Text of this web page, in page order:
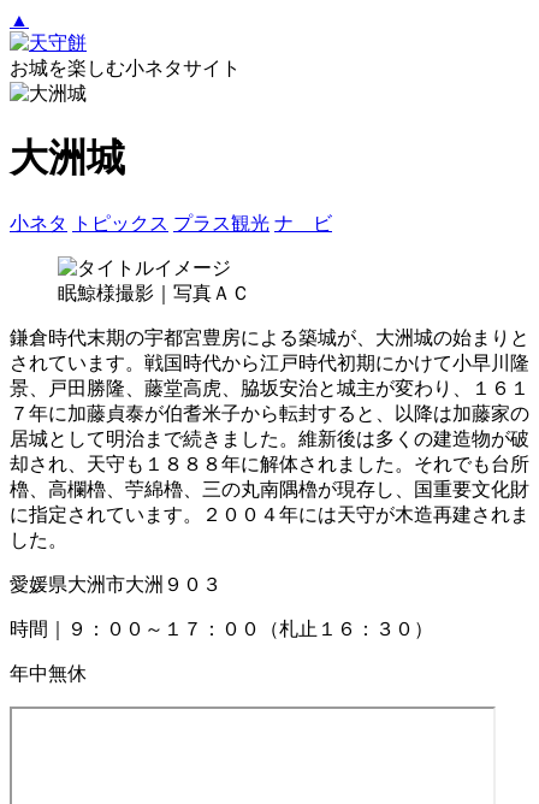
▲
お城を楽しむ小ネタサイト
大洲城
小ネタ トピックス プラス観光 ナ ビ
眠鯨様撮影｜写真ＡＣ
鎌倉時代末期の宇都宮豊房による築城が、大洲城の始まりと
されています。戦国時代から江戸時代初期にかけて小早川隆
景、戸田勝隆、藤堂高虎、脇坂安治と城主が変わり、１６１
７年に加藤貞泰が伯耆米子から転封すると、以降は加藤家の
居城として明治まで続きました。維新後は多くの建造物が破
却され、天守も１８８８年に解体されました。それでも台所
櫓、高欄櫓、苧綿櫓、三の丸南隅櫓が現存し、国重要文化財
に指定されています。２００４年には天守が木造再建されま
した。
愛媛県大洲市大洲９０３
時間｜９：００～１７：００（札止１６：３０）
年中無休